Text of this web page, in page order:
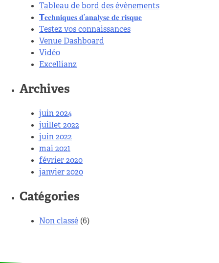
Tableau de bord des évènements
𝗧𝐞𝐜𝐡𝐧𝐢𝐪𝐮𝐞𝐬 𝐝’𝐚𝐧𝐚𝐥𝐲𝐬𝐞 𝐝𝐞 𝐫𝐢𝐬𝐪𝐮𝐞
Testez vos connaissances
Venue Dashboard
Vidéo
Excellianz
Archives
juin 2024
juillet 2022
juin 2022
mai 2021
février 2020
janvier 2020
Catégories
Non classé (6)